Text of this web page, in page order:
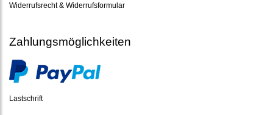
Widerrufsrecht & Widerrufsformular
Zahlungsmöglichkeiten
Lastschrift